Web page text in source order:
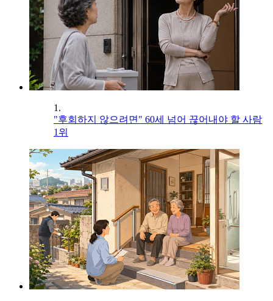
1.
"후회하지 않으려면" 60세 넘어 끊어내야 할 사람
1위